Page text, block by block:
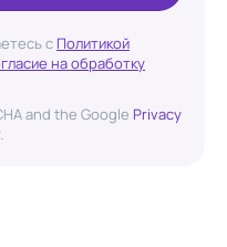
с Политикой
на обработку
and the Google Privacy